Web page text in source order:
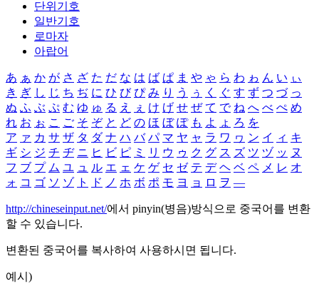
단위기호
일반기호
로마자
아랍어
あ ぁ か が さ ざ た だ な は ば ぱ ま や ゃ ら わ ゎ ん い ぃ
き ぎ し じ ち ぢ に ひ び ぴ み り う ぅ く ぐ す ず つ づ っ
ぬ ふ ぶ ぷ む ゆ ゅ る え ぇ け げ せ ぜ て で ね へ べ ぺ め
れ お ぉ こ ご そ ぞ と ど の ほ ぼ ぽ も よ ょ ろ を
ア ァ カ サ ザ タ ダ ナ ハ バ パ マ ヤ ャ ラ ワ ヮ ン イ ィ キ
ギ シ ジ チ ヂ ニ ヒ ビ ピ ミ リ ウ ゥ ク グ ス ズ ツ ヅ ッ ヌ
フ ブ プ ム ユ ュ ル エ ェ ケ ゲ セ ゼ テ デ ヘ ベ ペ メ レ オ
ォ コ ゴ ソ ゾ ト ド ノ ホ ボ ポ モ ヨ ョ ロ ヲ ―
http://chineseinput.net/에서 pinyin(병음)방식으로 중국어를 변환
할 수 있습니다.
변환된 중국어를 복사하여 사용하시면 됩니다.
예시)